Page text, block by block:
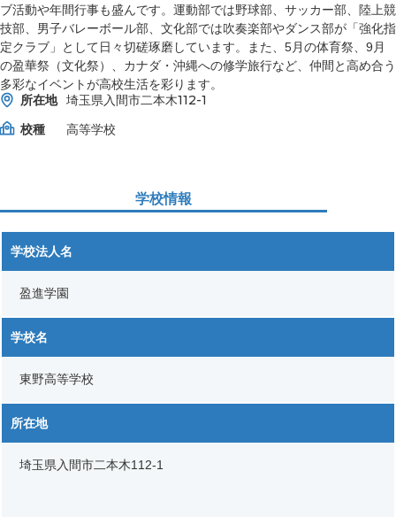
ブ活動や年間行事も盛んです。運動部では野球部、サッカー部、陸上競
技部、男子バレーボール部、文化部では吹奏楽部やダンス部が「強化指
定クラブ」として日々切磋琢磨しています。また、5月の体育祭、9月
の盈華祭（文化祭）、カナダ・沖縄への修学旅行など、仲間と高め合う
多彩なイベントが高校生活を彩ります。
所在地 埼玉県入間市二本木112-1
校種
高等学校
学校情報
学校法人名
盈進学園
学校名
東野高等学校
所在地
埼玉県入間市二本木112-1